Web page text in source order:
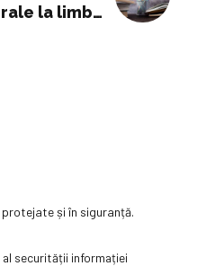
la limba
și în siguranță.
securității informației